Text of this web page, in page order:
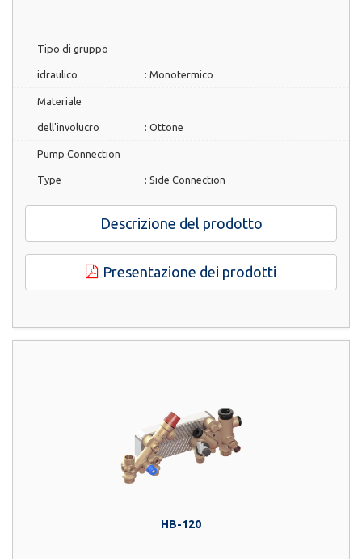
Tipo di gruppo
idraulico : Monotermico
Materiale
dell'involucro : Ottone
Pump Connection
Type : Side Connection
Descrizione del prodotto
Presentazione dei prodotti
HB-120